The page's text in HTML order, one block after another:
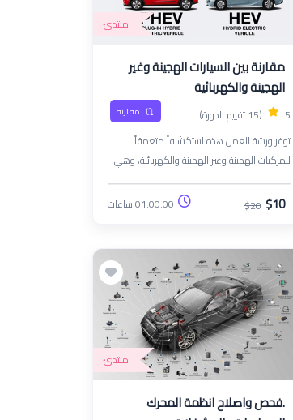
مبتدئ
مقارنة بين السيارات الهجينة وغير
الهجينة والكهربائية
5 (15 تقييم الدورة) مقارنة
توفر ورشة العمل هذه استكشافاً متعمقاً
للمركبات الهجينة وغير الهجينة والكهربائية، وهي
مصممة لعشاق السيارات والفنيين والمستهلكين.
سوف ينخرط المشاركون في مناقشات تفاعلية
$10
$20 01:00:00 ساعات
مبتدئ
.فحص واصلاح انظمة المحرك